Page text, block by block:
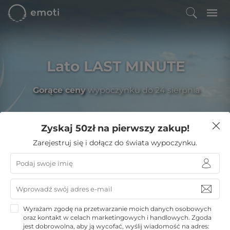
Lato LAST MINUTE
Gorące cenywypoczynku do 24 sierpnia
Filtruj
Emoti » Hotele nad morzem » Kołobrzeg noclegi
Kołobrzeg noclegi
Wybieraj z 19oferty wypoczynkowe Emoti.pl
Skorzystaj z oferty najlepszych hoteli w Kołobrzegu i
Zyskaj 50zł na pierwszy zakup!
Zarejestruj się i dołącz do świata wypoczynku.
Wyrażam zgodę na przetwarzanie moich danych osobowych
oraz kontakt w celach marketingowych i handlowych. Zgoda
jest dobrowolna, aby ją wycofać, wyślij wiadomość na adres: